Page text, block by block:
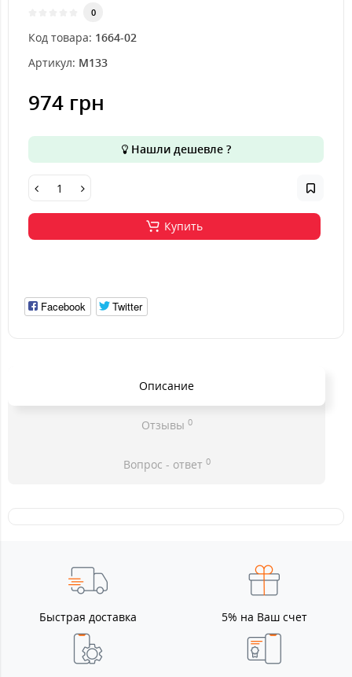
0
Код товара: 1664-02
Артикул: M133
974 грн
Нашли дешевле ?
Купить
Facebook Twitter
Описание
Отзывы 0
Вопрос - ответ 0
Быстрая доставка 5% на Ваш счет